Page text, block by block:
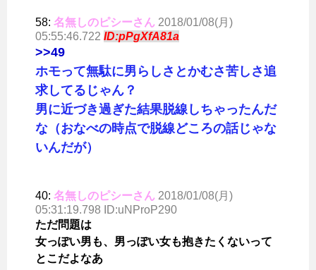
58: 名無しのピシーさん 2018/01/08(月)
05:55:46.722 ID:pPgXfA81a
>>49
ホモって無駄に男らしさとかむさ苦しさ追
求してるじゃん？
男に近づき過ぎた結果脱線しちゃったんだ
な（おなべの時点で脱線どころの話じゃな
いんだが）
40: 名無しのピシーさん 2018/01/08(月)
05:31:19.798 ID:uNProP290
ただ問題は
女っぽい男も、男っぽい女も抱きたくないって
とこだよなあ